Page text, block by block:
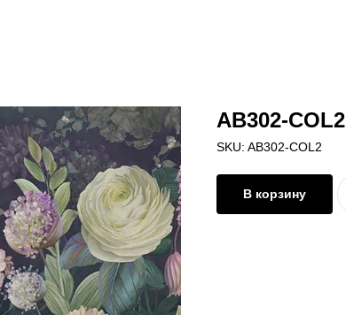
AB302-COL2
SKU: AB302-COL2
В корзину